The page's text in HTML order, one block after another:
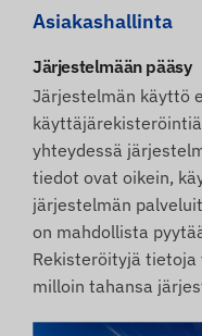
Asiakashallinta
Järjestelmään pääsy
Järjestelmän käyttö
yhteydessä
tiedot ovat oikein,
järjestelmän
on mahdollista
Rekisteröityjä tietoja
milloin tahansa